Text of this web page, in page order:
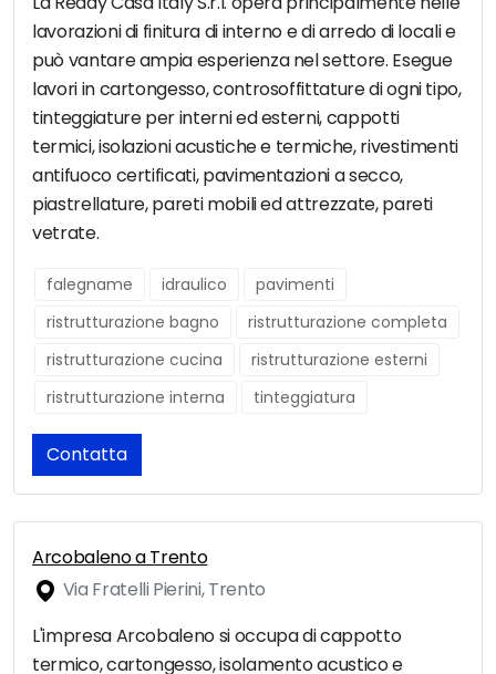
lavorazioni di finitura di interno e di arredo di locali e
può vantare ampia esperienza nel settore. Esegue
lavori in cartongesso, controsoffittature di ogni tipo,
tinteggiature per interni ed esterni, cappotti
termici, isolazioni acustiche e termiche, rivestimenti
antifuoco certificati, pavimentazioni a secco,
piastrellature, pareti mobili ed attrezzate, pareti
vetrate.
falegname idraulico
pavimenti
ristrutturazione bagno
ristrutturazione completa
ristrutturazione cucina
ristrutturazione esterni
ristrutturazione interna
tinteggiatura
Contatta
Arcobaleno a Trento
Via Fratelli Pierini, Trento
L'impresa Arcobaleno si occupa di cappotto
termico, cartongesso, isolamento acustico e